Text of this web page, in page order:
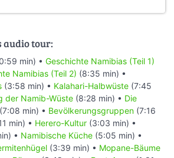
audio tour:
min) • Geschichte Namibias (Teil 1)
Namibias (Teil 2) (8:35 min) •
(3:58 min) • Kalahari-Halbwüste (7:45
der Namib-Wüste (8:28 min) • Die
(7:08 min) • Bevölkerungsgruppen (7:16
min) • Herero-Kultur (3:03 min) •
• Namibische Küche (5:05 min) •
(3:39 min) • Mopane-Bäume